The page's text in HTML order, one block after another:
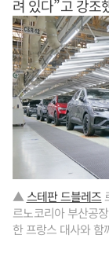
려 있다”고 강조
▲스테판 드블레즈
르노코리아 부산공
한 프랑스 대사와 함